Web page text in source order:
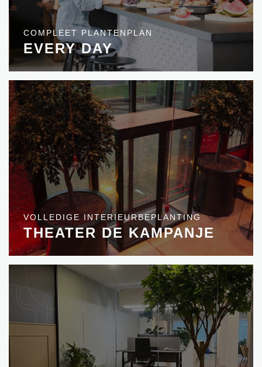
COMPLEET PLANTENPLAN
EVERY DAY
VOLLEDIGE INTERIEURBEPLANTING
THEATER DE KAMPANJE